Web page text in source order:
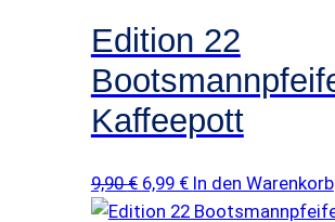
Edition 22
Kaffeepott
9,90€ Ursprünglicher
Preis
6,99 €Aktueller
Preis
In den Warenkorb